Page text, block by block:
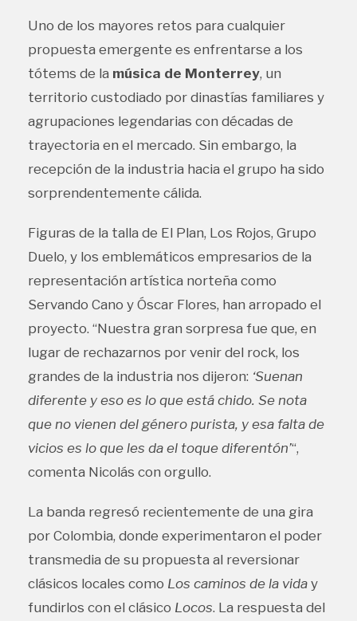
Uno de los mayores retos para cualquier
propuesta emergente es enfrentarse a los
tótems de la música de Monterrey, un
territorio custodiado por dinastías familiares y
agrupaciones legendarias con décadas de
trayectoria en el mercado. Sin embargo, la
recepción de la industria hacia el grupo ha sido
sorprendentemente cálida.
Figuras de la talla de El Plan, Los Rojos, Grupo
Duelo, y los emblemáticos empresarios de la
representación artística norteña como
Servando Cano y Óscar Flores, han arropado el
proyecto. “Nuestra gran sorpresa fue que, en
lugar de rechazarnos por venir del rock, los
grandes de la industria nos dijeron: ‘Suenan
diferente y eso es lo que está chido. Se nota
que no vienen del género purista, y esa falta de
vicios es lo que les da el toque diferentón’“,
comenta Nicolás con orgullo.
La banda regresó recientemente de una gira
por Colombia, donde experimentaron el poder
transmedia de su propuesta al reversionar
clásicos locales como Los caminos de la vida y
fundirlos con el clásico Locos. La respuesta del